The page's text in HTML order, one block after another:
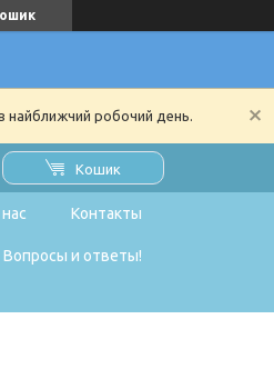
найближчий робочий день.
Кошик
Контакты
Вопросы и ответы!